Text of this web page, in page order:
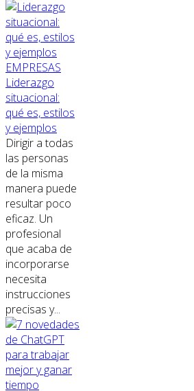
EMPRESAS
Liderazgo
situacional:
qué es, estilos
y ejemplos
Dirigir a todas
las personas
de la misma
manera puede
resultar poco
eficaz. Un
profesional
que acaba de
incorporarse
necesita
instrucciones
precisas y...